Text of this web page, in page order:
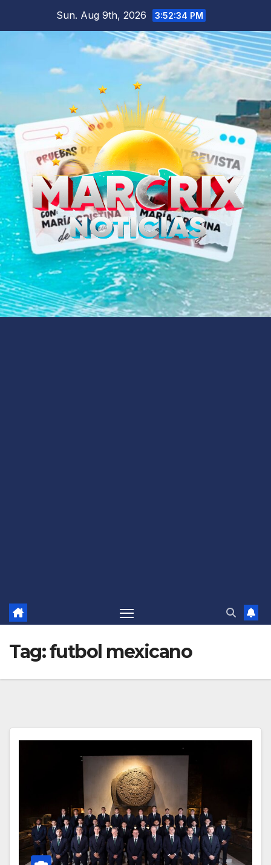
Sun. Aug 9th, 2026 3:52:36 PM
Tag:futbol mexicano